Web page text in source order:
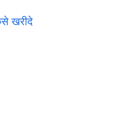
खरीदे